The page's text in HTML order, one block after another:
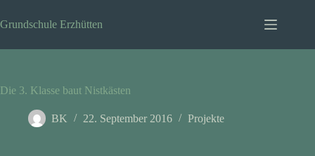
Inhalt
springen
Grundschule Erzhütten
Die 3. Klasse baut Nistkästen
BK 22. September 2016 Projekte